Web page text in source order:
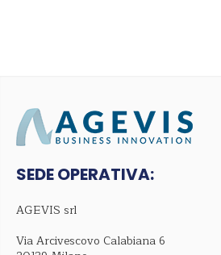
SEDE OPERATIVA:
AGEVIS srl
Via Arcivescovo Calabiana 6